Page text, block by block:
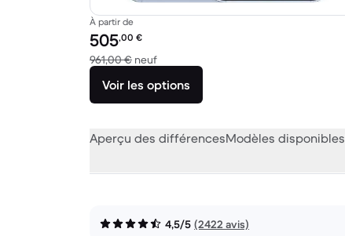
À partir de
Prix reconditionné :
505,00 €
961,00 € neufcontre 961,00 € neuf
Voir les options
Aperçu des différencesModèles disponibles
4,5/5 (2422 avis)